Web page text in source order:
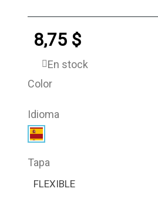
8,75 $
En stock
Color
Idioma
Tapa
FLEXIBLE